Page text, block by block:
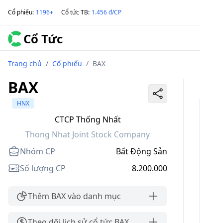
Cổ phiếu: 1196+ Cổ tức TB: 1.456 đ/CP
Cổ Tức
Trang chủ / Cổ phiếu / BAX
BAX
HNX
CTCP Thống Nhất
Thong Nhat Joint Stock Company
Nhóm CP
Bất Động Sản
Số lượng CP
8.200.000
Thêm BAX vào danh mục